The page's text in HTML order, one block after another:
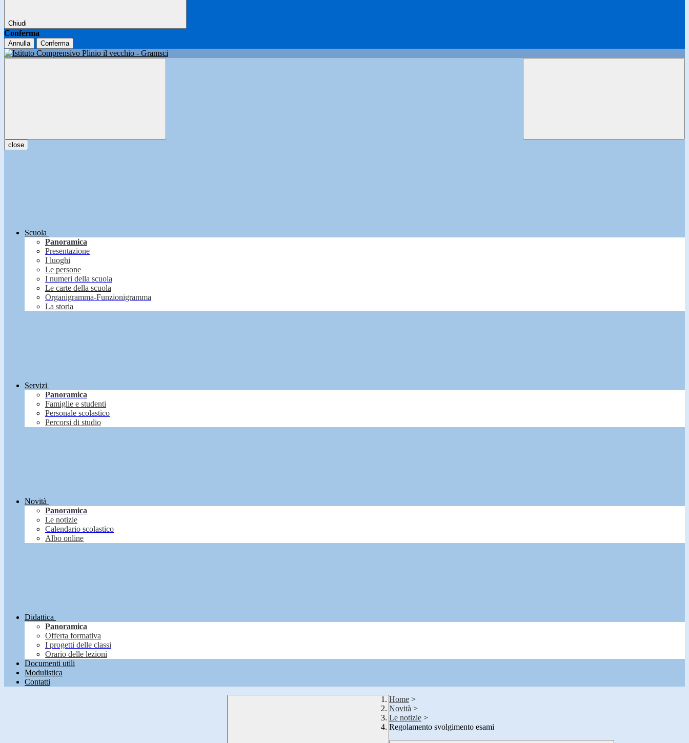
Chiudi
Conferma
Annulla Conferma
close
Scuola
Panoramica
Presentazione
I luoghi
Le persone
I numeri della scuola
Le carte della scuola
Organigramma-Funzionigramma
La storia
Servizi
Panoramica
Famiglie e studenti
Personale scolastico
Percorsi di studio
Novità
Panoramica
Le notizie
Calendario scolastico
Albo online
Didattica
Panoramica
Offerta formativa
I progetti delle classi
Orario delle lezioni
Documenti utili
Modulistica
Contatti
Home >
Novità >
Le notizie >
Regolamento svolgimento esami